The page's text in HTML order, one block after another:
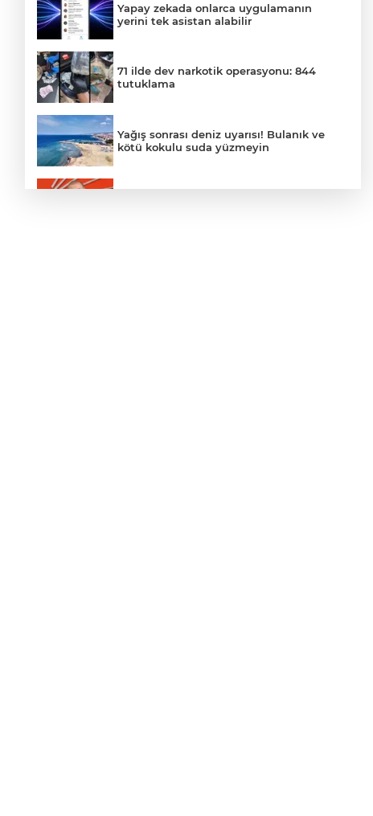
Yapay zekada onlarca uygulamanın
yerini tek asistan alabilir
71 ilde dev narkotik operasyonu: 844
tutuklama
Yağış sonrası deniz uyarısı! Bulanık ve
kötü kokulu suda yüzmeyin